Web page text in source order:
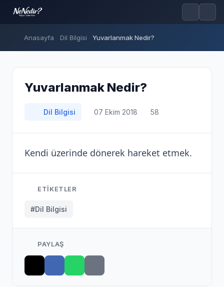
Anasayfa Dil Bilgisi Yuvarlanmak Nedir?
Yuvarlanmak Nedir?
Dil Bilgisi 07 Ekim 2018 58
Kendi üzerinde dönerek hareket etmek.
ETIKETLER
#Dil Bilgisi
PAYLAŞ